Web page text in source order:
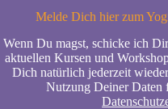
Melde Dich hier zum
Wenn Du magst, schicke ich
aktuellen Kursen und
Dich natürlich jederzeit
Nutzung Deiner Daten